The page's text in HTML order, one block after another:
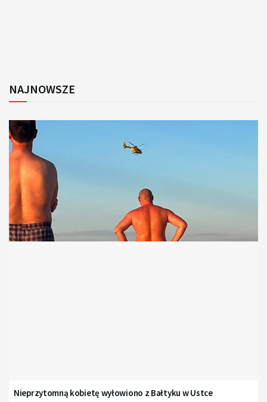
NAJNOWSZE
Nieprzytomną kobietę wyłowiono z Bałtyku w Ustce